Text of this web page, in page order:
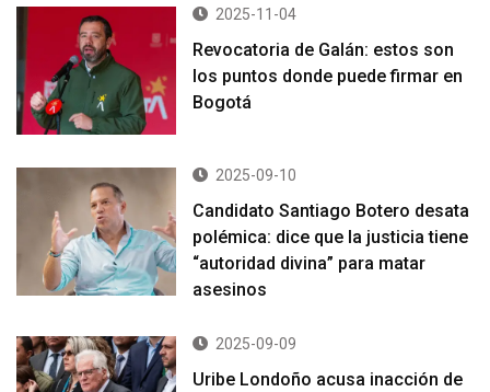
2025-11-04
Revocatoria de Galán: estos son
los puntos donde puede firmar en
Bogotá
2025-09-10
Candidato Santiago Botero desata
polémica: dice que la justicia tiene
“autoridad divina” para matar
asesinos
2025-09-09
Uribe Londoño acusa inacción de